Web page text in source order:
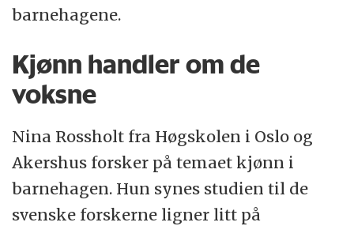
barnehagene.
Kjønn handler om de
voksne
Nina Rossholt fra Høgskolen i Oslo og
Akershus forsker på temaet kjønn i
barnehagen. Hun synes studien til de
svenske forskerne ligner litt på